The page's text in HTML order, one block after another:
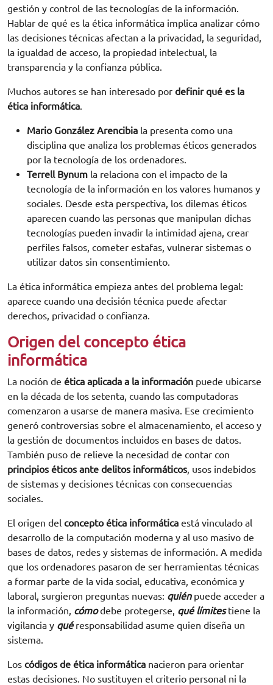
gestión y control de las tecnologías de la información.
Hablar de qué es la ética informática implica analizar cómo
las decisiones técnicas afectan a la privacidad, la seguridad,
la igualdad de acceso, la propiedad intelectual, la
transparencia y la confianza pública.
Muchos autores se han interesado por definir qué es la
ética informática.
Mario González Arencibia la presenta como una
disciplina que analiza los problemas éticos generados
por la tecnología de los ordenadores.
Terrell Bynum la relaciona con el impacto de la
tecnología de la información en los valores humanos y
sociales. Desde esta perspectiva, los dilemas éticos
aparecen cuando las personas que manipulan dichas
tecnologías pueden invadir la intimidad ajena, crear
perfiles falsos, cometer estafas, vulnerar sistemas o
utilizar datos sin consentimiento.
La ética informática empieza antes del problema legal:
aparece cuando una decisión técnica puede afectar
derechos, privacidad o confianza.
Origen del concepto ética
informática
La noción de ética aplicada a la información puede ubicarse
en la década de los setenta, cuando las computadoras
comenzaron a usarse de manera masiva. Ese crecimiento
generó controversias sobre el almacenamiento, el acceso y
la gestión de documentos incluidos en bases de datos.
También puso de relieve la necesidad de contar con
principios éticos ante delitos informáticos, usos indebidos
de sistemas y decisiones técnicas con consecuencias
sociales.
El origen del concepto ética informática está vinculado al
desarrollo de la computación moderna y al uso masivo de
bases de datos, redes y sistemas de información. A medida
que los ordenadores pasaron de ser herramientas técnicas
a formar parte de la vida social, educativa, económica y
laboral, surgieron preguntas nuevas: quiénpuede acceder a
la información, cómodebe protegerse, qué límitestiene la
vigilancia y quéresponsabilidad asume quien diseña un
sistema.
Los códigos de ética informática nacieron para orientar
estas decisiones. No sustituyen el criterio personal ni la